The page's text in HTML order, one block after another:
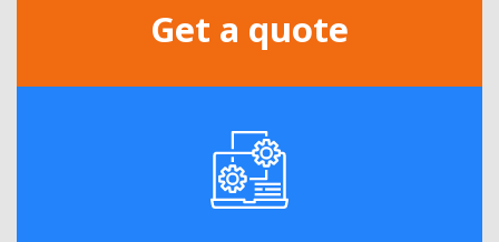
Get a quote